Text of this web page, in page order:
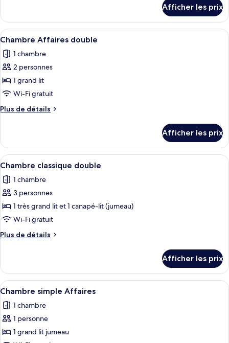
Chambre
de
base
double
Chambre
de
base
Afficher les prix
Afficher
toutes
les
photos
pour
ce
type
de
Chambre
Affaires
double
Chambre Affaires double | Coffre-
6
Chambre Affaires double
1 chambre
2 personnes
1 grand lit
Wi-Fi gratuit
Plus de détails
Plus
Chambre
Affaires
double
Afficher les prix
Afficher
toutes
les
photos
pour
ce
type
de
Chambre
classique
double
Coffre-fort, bureau, système
5
Chambre classique double
1 chambre
3 personnes
1 très grand lit et 1 canapé-lit (jumeau)
Wi-Fi gratuit
Plus de détails
Plus
Chambre
classique
double
Afficher les prix
Afficher
toutes
les
photos
pour
Coffre-fort, bureau, système
6
Chambre simple Affaires
1 chambre
1 personne
1 grand lit jumeau